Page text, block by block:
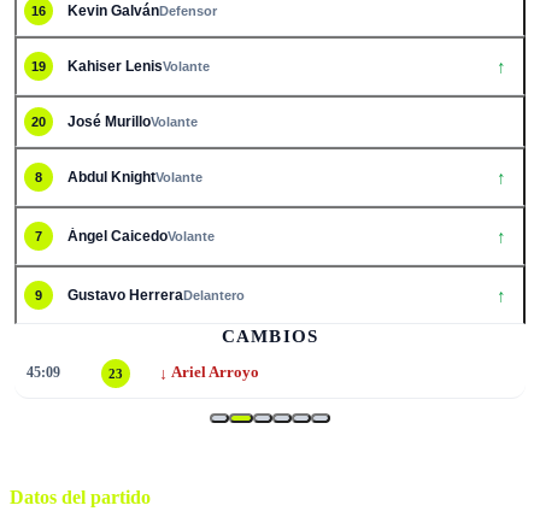
16 Kevin GalvánDefensor
19 Kahiser LenisVolante ↑
20 José MurilloVolante
8 Abdul KnightVolante ↑
7 Ángel CaicedoVolante ↑
9 Gustavo HerreraDelantero ↑
CAMBIOS
65:03 6 ↓ Héctor Hurtado
Datos del partido